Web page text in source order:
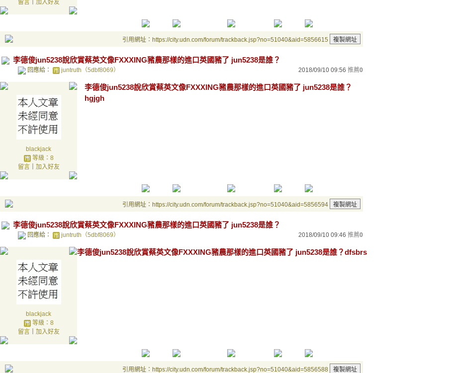
留言｜ 加入好友
引用網址：https://city.udn.com/forum/trackback.jsp?no=51040&aid=5856615
李德俊jun5238說欣賞蔡英文像FXXXING豬農那樣的進口英國豬了 jun5238是誰？
回應給： juntruth（5dbf8069） 2018/09/10 09:56 推薦0
blackjack
等級：8
留言｜ 加入好友
李德俊jun5238說欣賞蔡英文像FXXXING豬農那樣的進口英國豬了 jun5238是誰？
hgjgh
引用網址：https://city.udn.com/forum/trackback.jsp?no=51040&aid=5856594
李德俊jun5238說欣賞蔡英文像FXXXING豬農那樣的進口英國豬了 jun5238是誰？
回應給： juntruth（5dbf8069） 2018/09/10 09:46 推薦0
blackjack
等級：8
留言｜ 加入好友
李德俊jun5238說欣賞蔡英文像FXXXING豬農那樣的進口英國豬了 jun5238是誰？dfsbrs
引用網址：https://city.udn.com/forum/trackback.jsp?no=51040&aid=5856588